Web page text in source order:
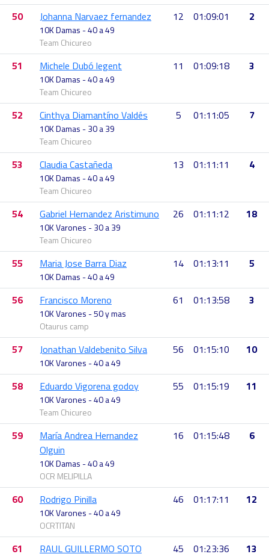
50 Johanna Narvaez fernandez
10K Damas - 40 a 49
Team Chicureo
12 01:09:01 2
51 Michele Dubó legent
10K Damas - 40 a 49
Team Chicureo
11 01:09:18 3
52 Cinthya Diamantíno Valdés
10K Damas - 30 a 39
Team Chicureo
5 01:11:05 7
53 Claudia Castañeda
10K Damas - 40 a 49
Team Chicureo
13 01:11:11 4
54 Gabriel Hernandez Aristimuno
10K Varones - 30 a 39
Team Chicureo
26 01:11:12 18
55 Maria Jose Barra Diaz
10K Damas - 40 a 49
14 01:13:11 5
56 Francisco Moreno
10K Varones - 50 y mas
Otaurus camp
61 01:13:58 3
57 Jonathan Valdebenito Silva
10K Varones - 40 a 49
56 01:15:10 10
58 Eduardo Vigorena godoy
10K Varones - 40 a 49
Team Chicureo
55 01:15:19 11
59
María Andrea Hernandez
Olguin
10K Damas - 40 a 49
OCR MELIPILLA
16 01:15:48 6
60 Rodrigo Pinilla
10K Varones - 40 a 49
OCRTITAN
46 01:17:11 12
61
RAUL GUILLERMO SOTO
45 01:23:36 13